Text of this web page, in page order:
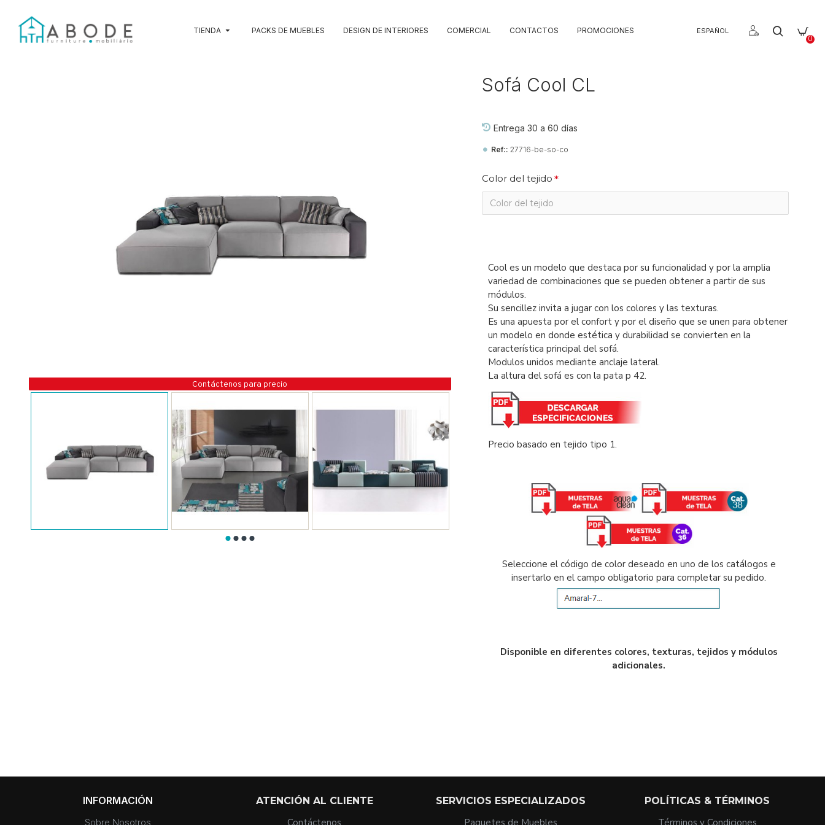
TIENDA PACKS DE MUEBLES DESIGN DE INTERIORES COMERCIAL CONTACTOS PROMOCIONES ESPAÑOL
0
Contáctenos para precio
Sofá Cool CL
Entrega 30 a 60 días
Ref:: 27716-be-so-co
Color del tejido
Cool es un modelo que destaca por su funcionalidad y por la amplia
variedad de combinaciones que se pueden obtener a partir de sus
módulos.
Su sencillez invita a jugar con los colores y las texturas.
Es una apuesta por el confort y por el diseño que se unen para obtener
un modelo en donde estética y durabilidad se convierten en la
característica principal del sofá.
Modulos unidos mediante anclaje lateral.
La altura del sofá es con la pata p 42.
Precio basado en tejido tipo 1.
Seleccione el código de color deseado en uno de los catálogos e
insertarlo en el campo obligatorio para completar su pedido.
Disponible en diferentes colores, texturas, tejidos y módulos
adicionales.
INFORMACIÓN
Sobre Nosotros
ATENCIÓN AL CLIENTE
Contáctenos
SERVICIOS ESPECIALIZADOS
Paquetes de Muebles
POLÍTICAS & TÉRMINOS
Términos y Condiciones